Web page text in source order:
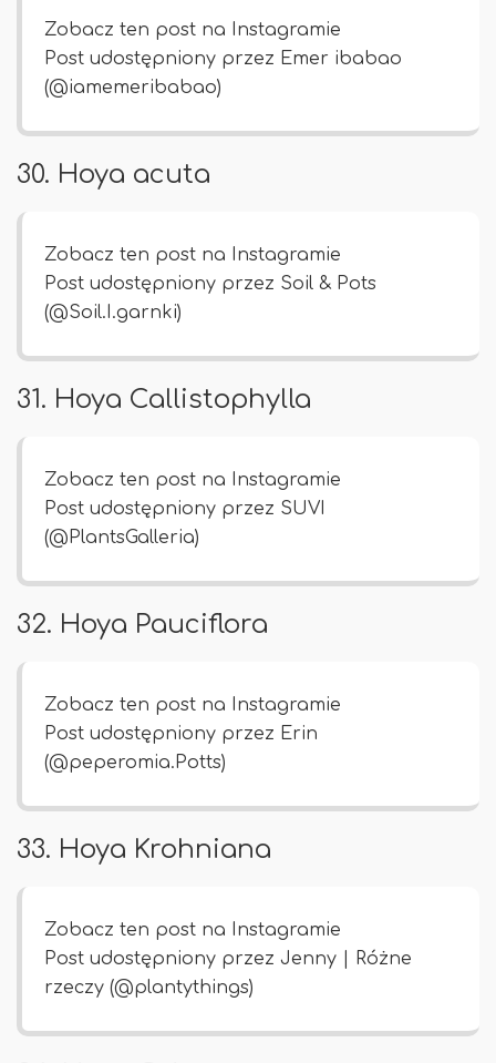
Zobacz ten post na Instagramie
Post udostępniony przez Emer ibabao
(@iamemeribabao)
30. Hoya acuta
Zobacz ten post na Instagramie
Post udostępniony przez Soil & Pots
(@Soil.I.garnki)
31. Hoya Callistophylla
Zobacz ten post na Instagramie
Post udostępniony przez SUVI
(@PlantsGalleria)
32. Hoya Pauciflora
Zobacz ten post na Instagramie
Post udostępniony przez Erin
(@peperomia.Potts)
33. Hoya Krohniana
Zobacz ten post na Instagramie
Post udostępniony przez Jenny | Różne
rzeczy (@plantythings)